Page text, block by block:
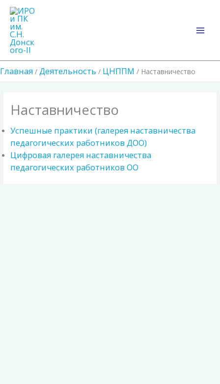
Перейти
содержимому
Главная Деятельность ЦНППМ Наставничество
Наставничество
Успешные практики (галерея наставничества
педагогических работников ДОО)
Цифровая галерея наставничества
педагогических работников ОО